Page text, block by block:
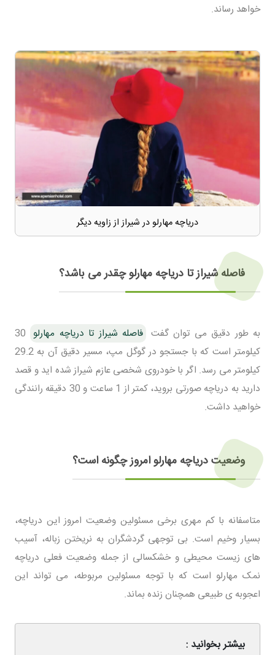
خواهد رساند.
دریاچه مهارلو در شیراز از زاویه دیگر
فاصله شیراز تا دریاچه مهارلو چقدر می باشد؟
به طور دقیق می توان گفت فاصله شیراز تا دریاچه مهارلو 30
کیلومتر است که با جستجو در گوگل مپ، مسیر دقیق آن به 29.2
کیلومتر می رسد. اگر با خودروی شخصی عازم شیراز شده اید و قصد
دارید به دریاچه صورتی بروید، کمتر از 1 ساعت و 30 دقیقه رانندگی
خواهید داشت.
وضعیت دریاچه مهارلو امروز چگونه است؟
متاسفانه با کم مهری برخی مسئولین وضعیت امروز این دریاچه،
بسیار وخیم است. بی توجهی گردشگران به نریختن زباله، آسیب
های زیست محیطی و خشکسالی از جمله وضعیت فعلی دریاچه
نمک مهارلو است که با توجه مسئولین مربوطه، می تواند این
اعجوبه ی طبیعی همچنان زنده بماند.
بیشتر بخوانید :